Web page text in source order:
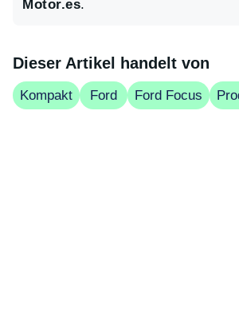
Motor.es.
Dieser Artikel handelt von
Kompakt Ford Ford Focus